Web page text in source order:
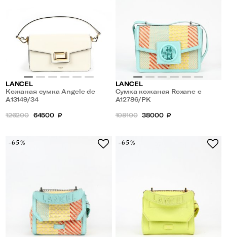
LANCEL
Кожаная сумка Angele de
Lancel
A13149/34
126200 64500 ₽
LANCEL
Сумка кожаная Roxane с
плечевым ремнем
A12786/PK
108100 38000 ₽
-65% -65%